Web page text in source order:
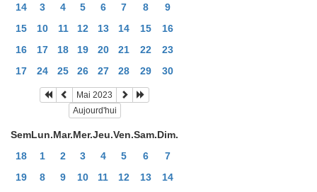
14
3 4 5 6 7 8
9
15
10 11 12 13 14 15
16
16
17 18 19 20 21 22
23
17
24 25 26 27 28 29 30
Mai 2023
Aujourd'hui
SemLun.Mar.Mer.Jeu.Ven.Sam.Dim.
18
1 2 3 4 5 6
7
19
8 9 10 11 12 13
14